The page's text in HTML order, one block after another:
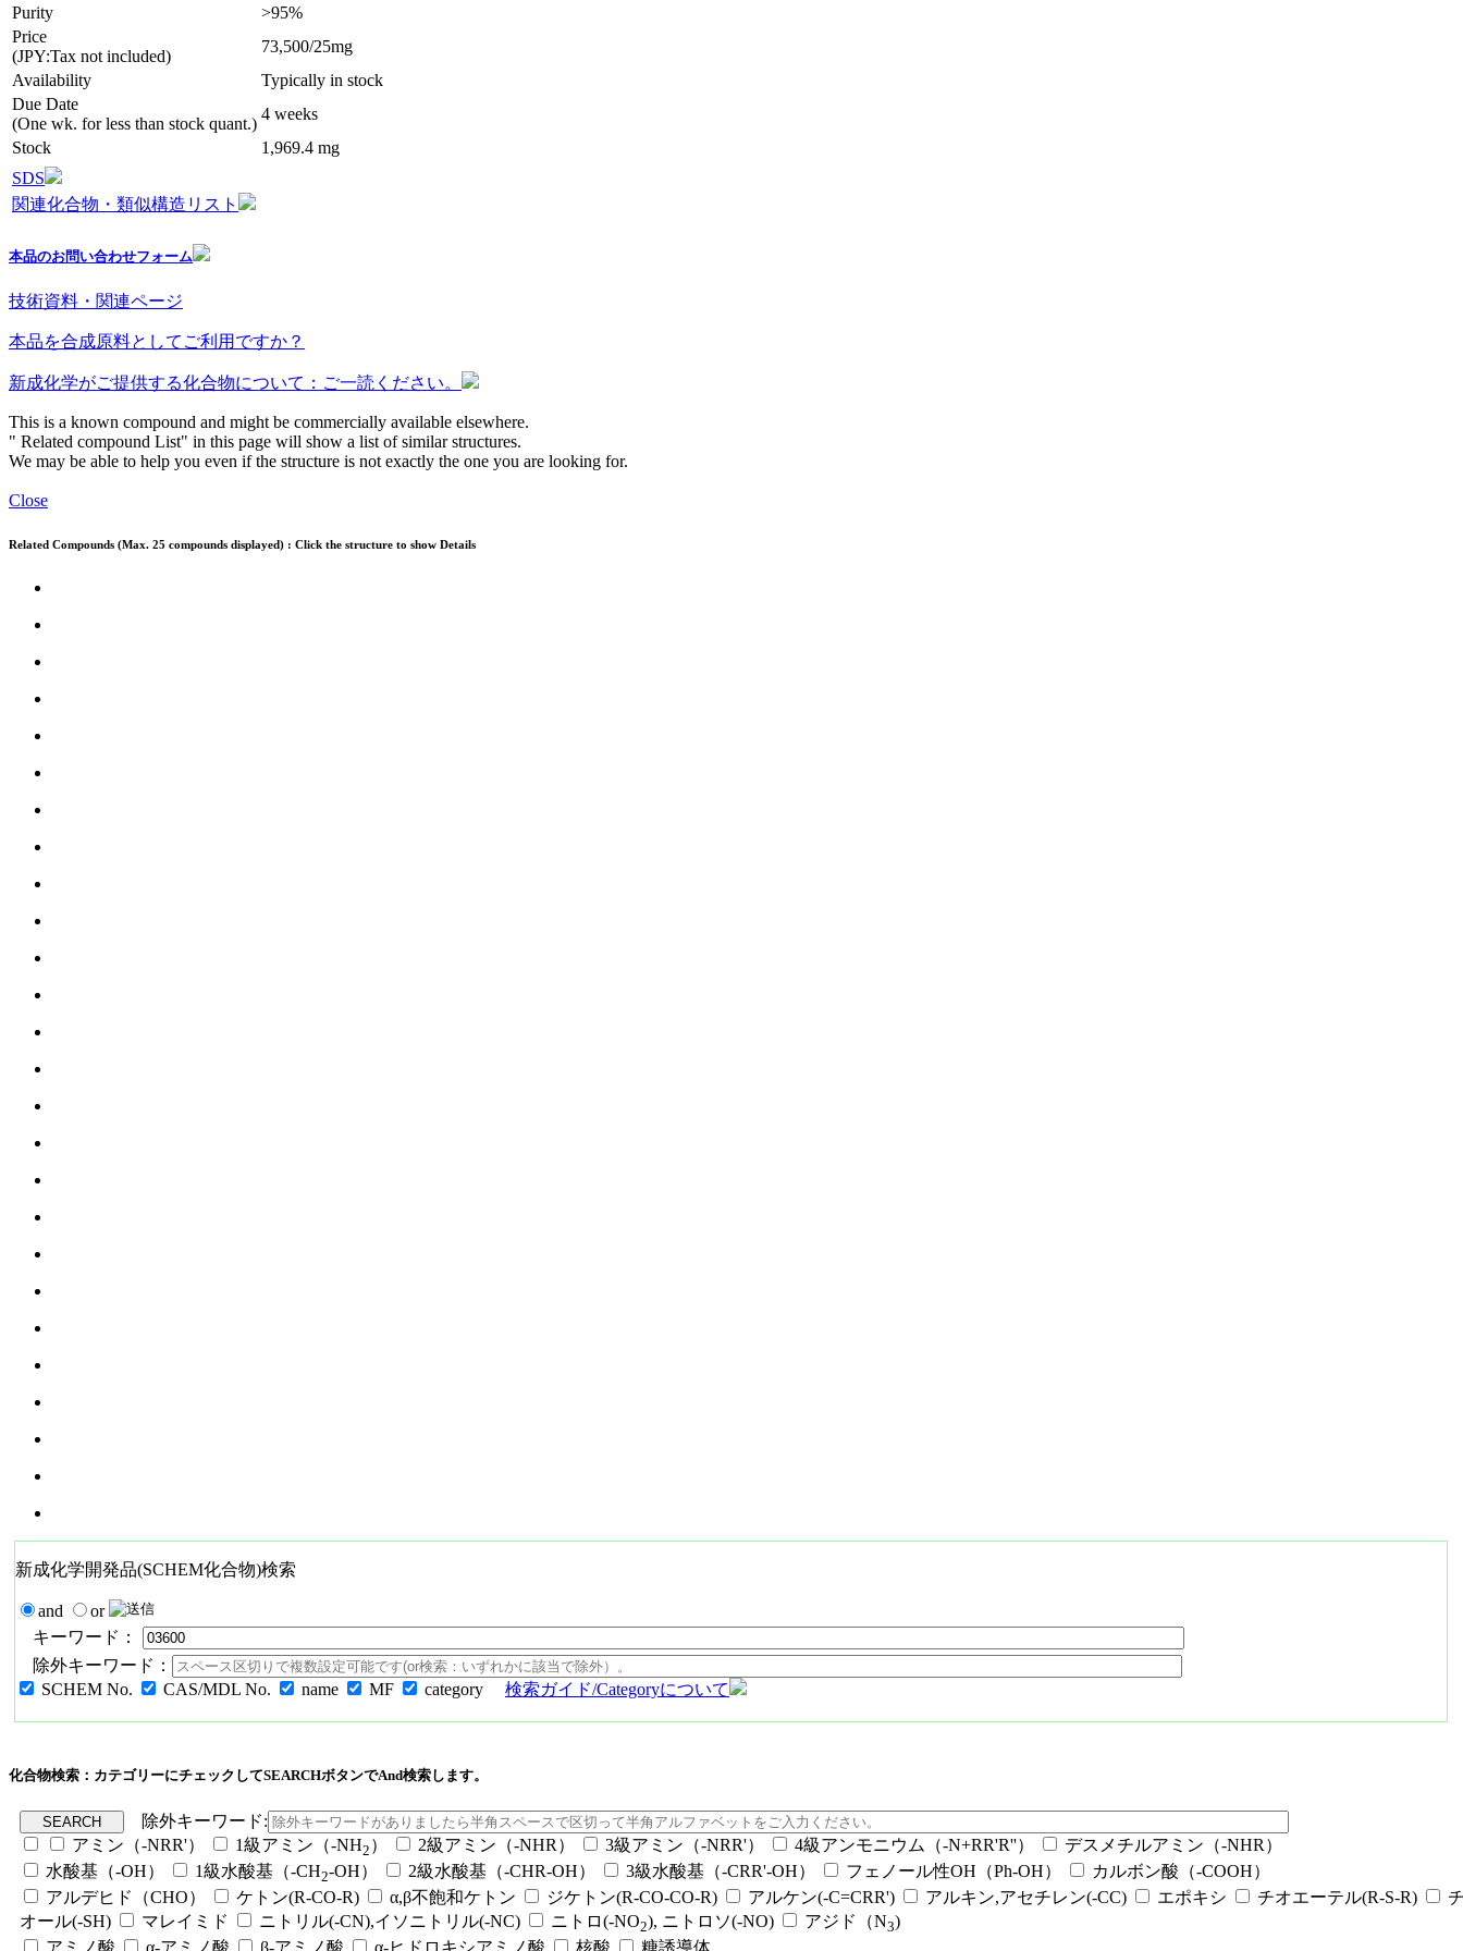
Purity
>95%
Price
(JPY:Tax not included)
73,500/25mg
Availability
Typically in stock
Due Date
(One wk. for less than stock quant.)
4 weeks
Stock
1,969.4 mg
SDS
関連化合物・類似構造リスト
本品のお問い合わせフォーム
技術資料・関連ページ
本品を合成原料としてご利用ですか？
新成化学がご提供する化合物について：ご一読ください。
This is a known compound and might be commercially available elsewhere.
" Related compound List" in this page will show a list of similar structures.
We may be able to help you even if the structure is not exactly the one you are looking for.
Close
Related Compounds (Max. 25 compounds displayed) : Click the structure to show Details
新成化学開発品(SCHEM化合物)検索
and
or
キーワード：
除外キーワード：
SCHEM No.
CAS/MDL No. name MF category 検索ガイド/Categoryについて
化合物検索：カテゴリーにチェックしてSEARCHボタンでAnd検索します。
除外キーワード:
アミン（-NRR'）
1級アミン（-NH2 ） 2級アミン（-NHR） 3級アミン（-NRR'） 4級アンモニウム（-N+RR'R''）
デスメチルアミン（-NHR）
水酸基（-OH）
1級水酸基（-CH2-OH） 2級水酸基（-CHR-OH） 3級水酸基（-CRR'-OH） フェノール性OH（Ph-OH）
カルボン酸（-COOH）
アルデヒド（CHO）
ケトン(R-CO-R) α,β不飽和ケトン ジケトン(R-CO-CO-R) アルケン(-C=CRR') アルキン,アセチレン(-CC) エポキシ チオエーテル(R-S-R)
オール(-SH)
マレイミド ニトリル(-CN),イソニトリル(-NC) ニトロ(-NO2), ニトロソ(-NO) アジド（N3)